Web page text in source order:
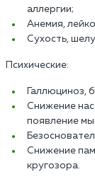
аллергии;
Анемия,
Сухость,
Психические:
Галлюциноз,
Снижение
появление
Снижение
кругозора.